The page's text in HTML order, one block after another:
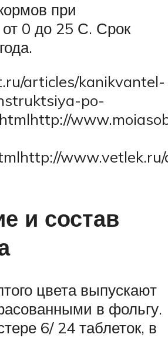
при
0 до 25 С. Срок
articles/kanikvantel-
po-
www.vetlek.ru/
и состав
цвета выпускают
в фольгу.
6/ 24 таблеток, в